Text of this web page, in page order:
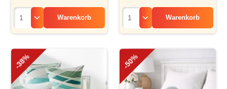
Warenkorb Warenkorb
-38% -50%